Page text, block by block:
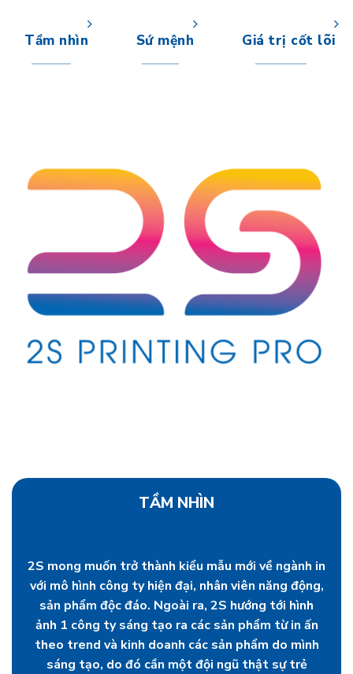
Tầm nhìn Sứ mệnh Giá trị cốt lõi
TẦM NHÌN
2S mong muốn trở thành kiểu mẫu mới về ngành in
với mô hình công ty hiện đại, nhân viên năng động,
sản phẩm độc đáo. Ngoài ra, 2S hướng tới hình
ảnh 1 công ty sáng tạo ra các sản phẩm từ in ấn
theo trend và kinh doanh các sản phẩm do mình
sáng tạo, do đó cần một đội ngũ thật sự trẻ